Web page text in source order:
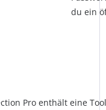
du ein
Pro enthält eine